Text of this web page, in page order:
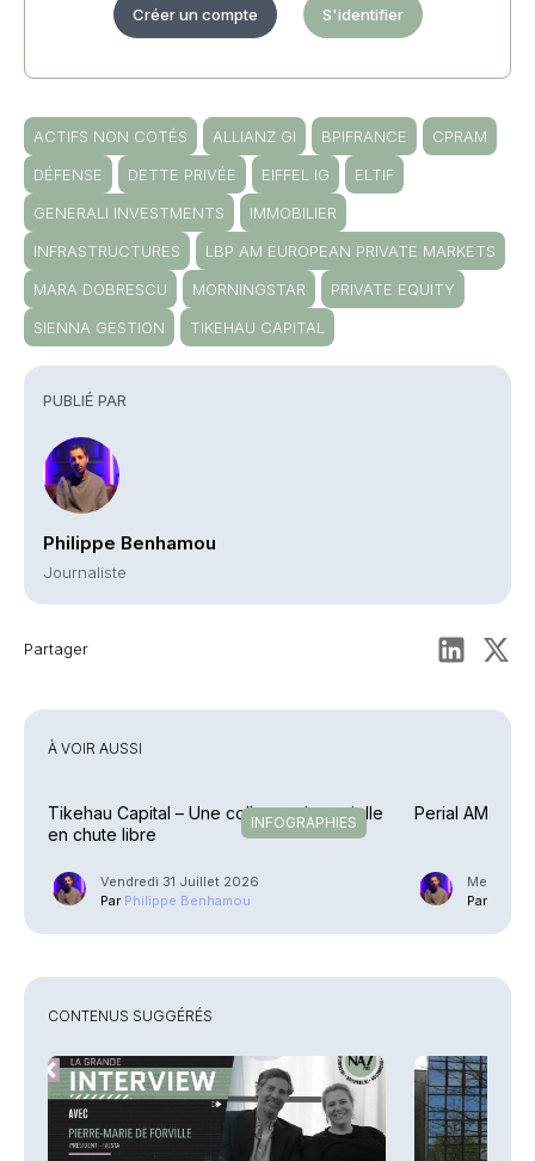
PUBLIÉ PAR
Philippe Benhamou
Journaliste
Partager
Créer un compte S'identifier
ACTIFS NON COTÉS ALLIANZ GI BPIFRANCE
CPRAM
DÉFENSE
DETTE PRIVÉE EIFFEL IG
ELTIF
GENERALI INVESTMENTS
IMMOBILIER
INFRASTRUCTURES
LBP AM EUROPEAN PRIVATE MARKETS
MARA DOBRESCU
MORNINGSTAR
PRIVATE EQUITY
SIENNA GESTION
TIKEHAU CAPITAL
À VOIR AUSSI
INFOGRAPHIES
Tikehau Capital – Une collecte trimestrielle
en chute libre
Vendredi 31 Juillet 2026
Par Philippe Benhamou
Perial AM –
Mercredi
Par
CONTENUS SUGGÉRÉS